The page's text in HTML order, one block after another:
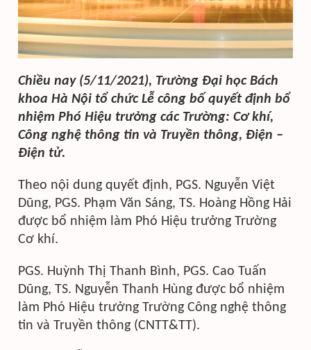
Chiều nay (5/11/2021), Trường Đại học Bách
khoa Hà Nội tổ chức Lễ công bố quyết định bổ
nhiệm Phó Hiệu trưởng các Trường: Cơ khí,
Công nghệ thông tin và Truyền thông, Điện –
Điện tử.
Theo nội dung quyết định, PGS. Nguyễn Việt
Dũng, PGS. Phạm Văn Sáng, TS. Hoàng Hồng Hải
được bổ nhiệm làm Phó Hiệu trưởng Trường
Cơ khí.
PGS. Huỳnh Thị Thanh Bình, PGS. Cao Tuấn
Dũng, TS. Nguyễn Thanh Hùng được bổ nhiệm
làm Phó Hiệu trưởng Trường Công nghệ thông
tin và Truyền thông (CNTT&TT).